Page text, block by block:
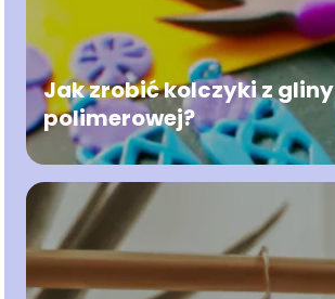
Jak zrobić kolczyki z gliny
polimerowej?